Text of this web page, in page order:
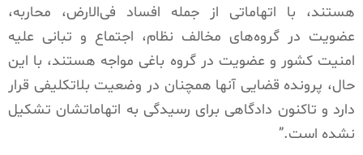
هستند، با اتهاماتی از جمله افساد فی‌الارض، محاربه،
عضویت در گروه‌های مخالف نظام، اجتماع و تبانی علیه
امنیت کشور و عضویت در گروه باغی مواجه‌ هستند، با این
حال، پرونده قضایی آنها همچنان در وضعیت بلاتکلیفی قرار
دارد و تاکنون دادگاهی برای رسیدگی به اتهاماتشان تشکیل
نشده است.”